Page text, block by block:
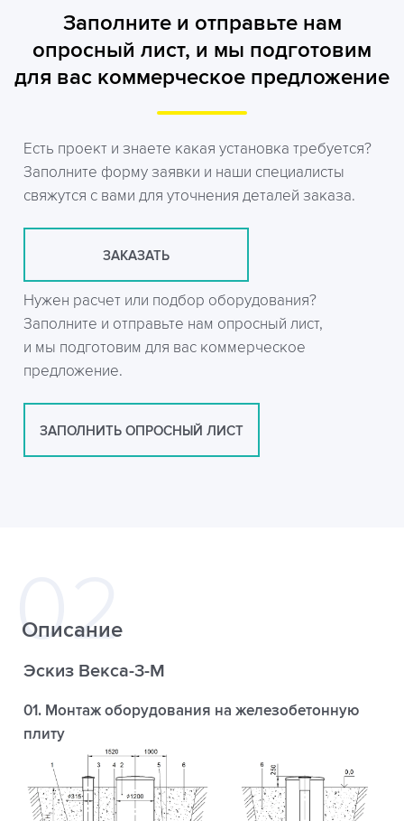
Заполните и отправьте нам
опросный лист, и мы подготовим
для вас коммерческое предложение
Есть проект и знаете какая установка требуется?
Заполните форму заявки и наши специалисты
свяжутся с вами для уточнения деталей заказа.
ЗАКАЗАТЬ
Нужен расчет или подбор оборудования?
Заполните и отправьте нам опросный лист,
и мы подготовим для вас коммерческое
предложение.
ЗАПОЛНИТЬ ОПРОСНЫЙ ЛИСТ
Описание
Эскиз Векса-3-М
01. Монтаж оборудования на железобетонную
плиту